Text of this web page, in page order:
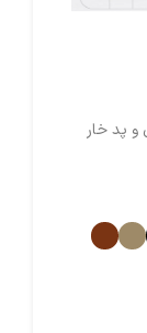
پد خار